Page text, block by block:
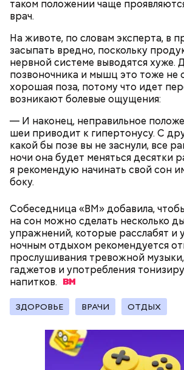
таком положении чаще
врач.
На животе, по словам эксперта, в
засыпать вредно, поскольку
нервной системе выводятся хуже.
позвоночника и мышц это тоже не
хорошая поза, потому что идет
возникают болевые ощущения:
— И наконец, неправильное
шеи приводит к гипертонусу. С
какой бы позе вы не заснули, все
ночи она будет меняться десятки
я рекомендую начинать свой сон
боку.
Собеседница «ВМ» добавила,
на сон можно сделать несколько
упражнений, которые расслабят и
ночным отдыхом рекомендуется
прослушивания тревожной
гаджетов и употребления
напитков.
ЗДОРОВЬЕ ВРАЧИ ОТДЫХ